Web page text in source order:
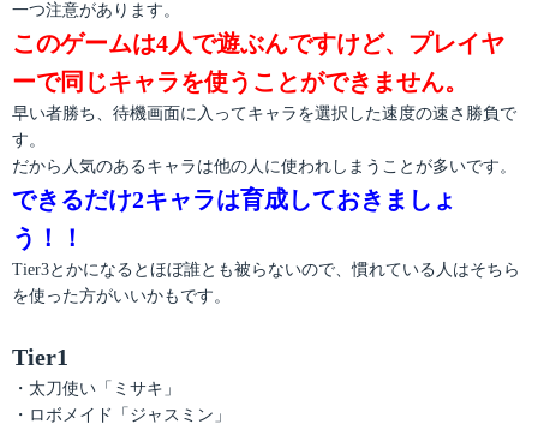
一つ注意があります。
このゲームは4人で遊ぶんですけど、プレイヤ
ーで同じキャラを使うことができません。
早い者勝ち、待機画面に入ってキャラを選択した速度の速さ勝負で
す。
だから人気のあるキャラは他の人に使われしまうことが多いです。
できるだけ2キャラは育成しておきましょ
う！！
Tier3とかになるとほぼ誰とも被らないので、慣れている人はそちら
を使った方がいいかもです。
Tier1
・太刀使い「ミサキ」
・ロボメイド「ジャスミン」